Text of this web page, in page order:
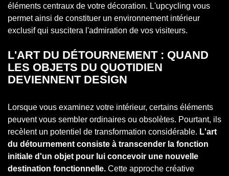
éléments centraux de votre décoration. L'upcycling vous
permet ainsi de constituer un environnement intérieur
exclusif qui suscitera l'admiration de vos visiteurs.
L'ART DU DÉTOURNEMENT : QUAND
LES OBJETS DU QUOTIDIEN
DEVIENNENT DESIGN
Lorsque vous examinez votre intérieur, certains éléments
peuvent vous sembler ordinaires ou obsolètes. Pourtant, ils
recèlent un potentiel de transformation considérable. L'art
du détournement consiste à transcender la fonction
initiale d'un objet pour lui concevoir une nouvelle
destination fonctionnelle. Cette approche créative